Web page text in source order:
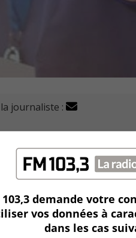
journaliste :
par la
des bourses
Taillefer de
103,3 demande votre
vos données à
dans les cas